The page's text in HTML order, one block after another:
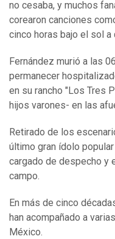
no cesaba, y muchos
corearon canciones
cinco horas bajo el sol a
Fernández murió a las
permanecer
en su rancho "Los Tres
hijos varones- en las
Retirado de los
último gran ídolo
cargado de despecho y
campo.
En más de cinco
han acompañado a
México.